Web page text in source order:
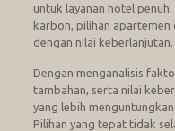
untuk layanan hotel
karbon, pilihan apartemen
dengan nilai keberlanjutan.
Dengan menganalisis
tambahan, serta nilai
yang lebih
Pilihan yang tepat tidak